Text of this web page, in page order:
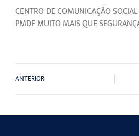
CENTRO DE COMUNICAÇÃO
PMDF MUITO MAIS QUE
ANTERIOR